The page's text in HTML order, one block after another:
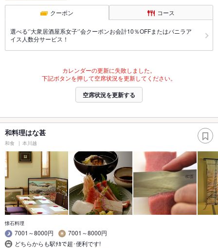
クーポン コース
選べる‘’大衆居酒屋系女子‘’会クーポンお会計10％OFFまたはバニラア
イス人数分サービス！
カレンダーの更新に失敗しました。
下記ボタンを押して空席状況を更新してください。
空席状況を更新する
和料理はな甚
和食 本川越
懐石料理
7001～8000円
7001～8000円
どちらからも駅ﾁｶで超･便利です!